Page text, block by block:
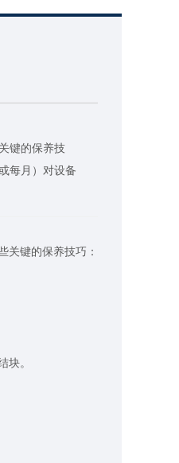
键的保养技
每月）对设备
键的保养技巧：
块。